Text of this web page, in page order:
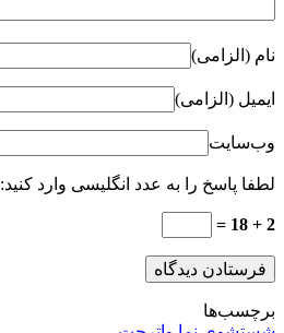
نام (الزامی)
ایمیل (الزامی)
وب‌سایت
لطفا پاسخ را به عدد انگلیسی وارد کنید:
2 + 18 =
برچسب‌ها